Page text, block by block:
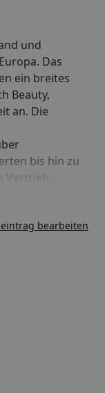
und
Das
ein breites
Beauty,
an. Die
bis hin zu
Vertrieb,
an.
bearbeiten